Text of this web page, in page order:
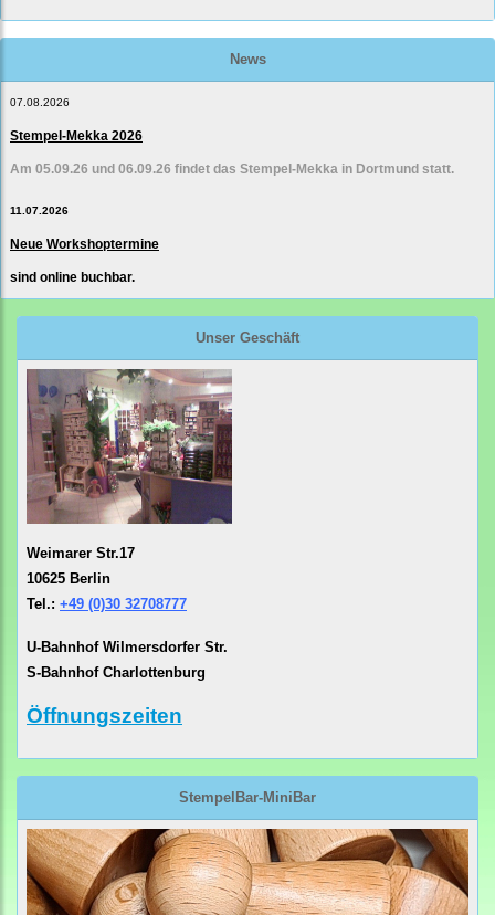
News
07.08.2026
Stempel-Mekka 2026
Am 05.09.26 und 06.09.26 findet das Stempel-Mekka in Dortmund statt.
11.07.2026
Neue Workshoptermine
sind online buchbar.
Unser Geschäft
Weimarer Str.17
10625 Berlin
Tel.: +49 (0)30 32708777
U-Bahnhof Wilmersdorfer Str.
S-Bahnhof Charlottenburg
Öffnungszeiten
StempelBar-MiniBar